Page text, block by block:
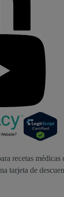
recetas
tarjeta de